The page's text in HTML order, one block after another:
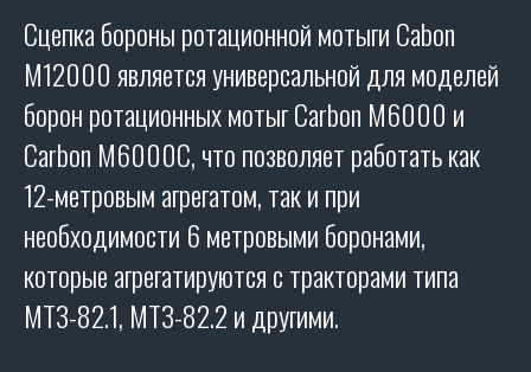
Сцепка бороны ротационной мотыги Cabon
M12000 является универсальной для моделей
борон ротационных мотыг Carbon M6000 и
Carbon M6000C, что позволяет работать как
12-метровым агрегатом, так и при
необходимости 6 метровыми боронами,
которые агрегатируются с тракторами типа
МТЗ-82.1, МТЗ-82.2 и другими.